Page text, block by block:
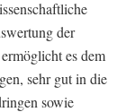
der
es dem
sehr gut in die
sowie